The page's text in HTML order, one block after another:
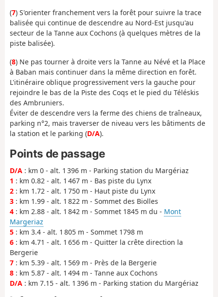
(7) S'orienter franchement vers la forêt pour suivre la trace
balisée qui continue de descendre au Nord-Est jusqu'au
secteur de la Tanne aux Cochons (à quelques mètres de la
piste balisée).
(8) Ne pas tourner à droite vers la Tanne au Névé et la Place
à Baban mais continuer dans la même direction en forêt.
L'itinéraire oblique progressivement vers la gauche pour
rejoindre le bas de la Piste des Coqs et le pied du Téléskis
des Ambruniers.
Éviter de descendre vers la ferme des chiens de traîneaux,
parking n°2, mais traverser de niveau vers les bâtiments de
la station et le parking (D/A).
Points de passage
D/A : km 0 - alt. 1 396 m - Parking station du Margériaz
1 : km 0.82 - alt. 1 467 m - Bas piste du Lynx
2 : km 1.72 - alt. 1 750 m - Haut piste du Lynx
3 : km 1.99 - alt. 1 822 m - Sommet des Biolles
4 : km 2.88 - alt. 1 842 m - Sommet 1845 m du - Mont
Margeriaz
5 : km 3.4 - alt. 1 805 m - Sommet 1798 m
6 : km 4.71 - alt. 1 656 m - Quitter la crête direction la
Bergerie
7 : km 5.39 - alt. 1 569 m - Près de la Bergerie
8 : km 5.87 - alt. 1 494 m - Tanne aux Cochons
D/A : km 7.15 - alt. 1 396 m - Parking station du Margériaz